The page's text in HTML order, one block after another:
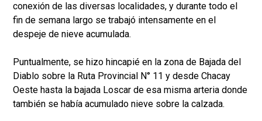
conexión de las diversas localidades, y durante todo el
fin de semana largo se trabajó intensamente en el
despeje de nieve acumulada.
Puntualmente, se hizo hincapié en la zona de Bajada del
Diablo sobre la Ruta Provincial N° 11 y desde Chacay
Oeste hasta la bajada Loscar de esa misma arteria donde
también se había acumulado nieve sobre la calzada.